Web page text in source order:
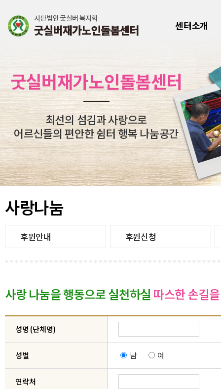
센터소개
굿실버재가노인돌봄센터
최선의 섬김과 사랑으로
어르신들의 편안한 쉼터 행복 나눔공간
사랑나눔
후원안내 후원신청
사랑 나눔을 행동으로 실천하실 따스한 손길
성명 (단체명)
성별 남 여
연락처